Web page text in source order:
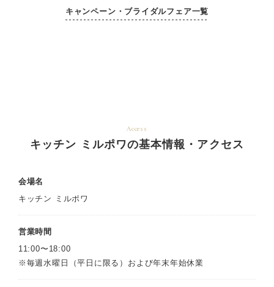
キャンペーン・ブライダルフェア一覧
Access
キッチン ミルポワの基本情報・アクセス
会場名
キッチン ミルポワ
営業時間
11:00〜18:00
※毎週水曜日（平日に限る）および年末年始休業